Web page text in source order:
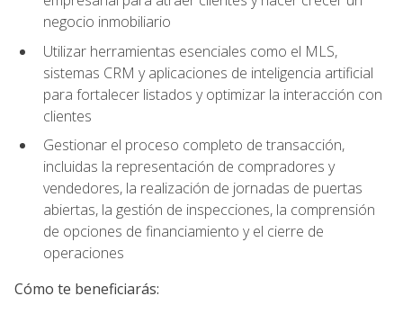
negocio inmobiliario
Utilizar herramientas esenciales como el MLS,
sistemas CRM y aplicaciones de inteligencia artificial
para fortalecer listados y optimizar la interacción con
clientes
Gestionar el proceso completo de transacción,
incluidas la representación de compradores y
vendedores, la realización de jornadas de puertas
abiertas, la gestión de inspecciones, la comprensión
de opciones de financiamiento y el cierre de
operaciones
Cómo te beneficiarás: